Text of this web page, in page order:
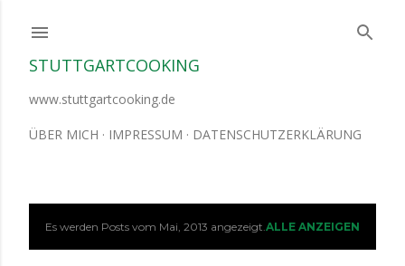
STUTTGARTCOOKING
www.stuttgartcooking.de
ÜBER MICH IMPRESSUM DATENSCHUTZERKLÄRUNG
PEs werden Posts vom Mai, 2013 angezeigt.ALLE ANZEIGEN